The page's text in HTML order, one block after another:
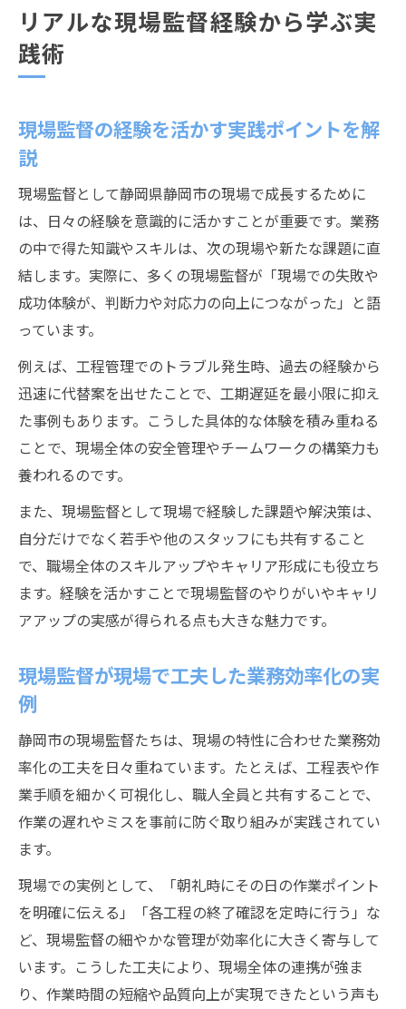
リアルな現場監督経験から学ぶ実
践術
現場監督の経験を活かす実践ポイントを解
説
現場監督として静岡県静岡市の現場で成長するために
は、日々の経験を意識的に活かすことが重要です。業務
の中で得た知識やスキルは、次の現場や新たな課題に直
結します。実際に、多くの現場監督が「現場での失敗や
成功体験が、判断力や対応力の向上につながった」と語
っています。
例えば、工程管理でのトラブル発生時、過去の経験から
迅速に代替案を出せたことで、工期遅延を最小限に抑え
た事例もあります。こうした具体的な体験を積み重ねる
ことで、現場全体の安全管理やチームワークの構築力も
養われるのです。
また、現場監督として現場で経験した課題や解決策は、
自分だけでなく若手や他のスタッフにも共有すること
で、職場全体のスキルアップやキャリア形成にも役立ち
ます。経験を活かすことで現場監督のやりがいやキャリ
アアップの実感が得られる点も大きな魅力です。
現場監督が現場で工夫した業務効率化の実
例
静岡市の現場監督たちは、現場の特性に合わせた業務効
率化の工夫を日々重ねています。たとえば、工程表や作
業手順を細かく可視化し、職人全員と共有することで、
作業の遅れやミスを事前に防ぐ取り組みが実践されてい
ます。
現場での実例として、「朝礼時にその日の作業ポイント
を明確に伝える」「各工程の終了確認を定時に行う」な
ど、現場監督の細やかな管理が効率化に大きく寄与して
います。こうした工夫により、現場全体の連携が強ま
り、作業時間の短縮や品質向上が実現できたという声も